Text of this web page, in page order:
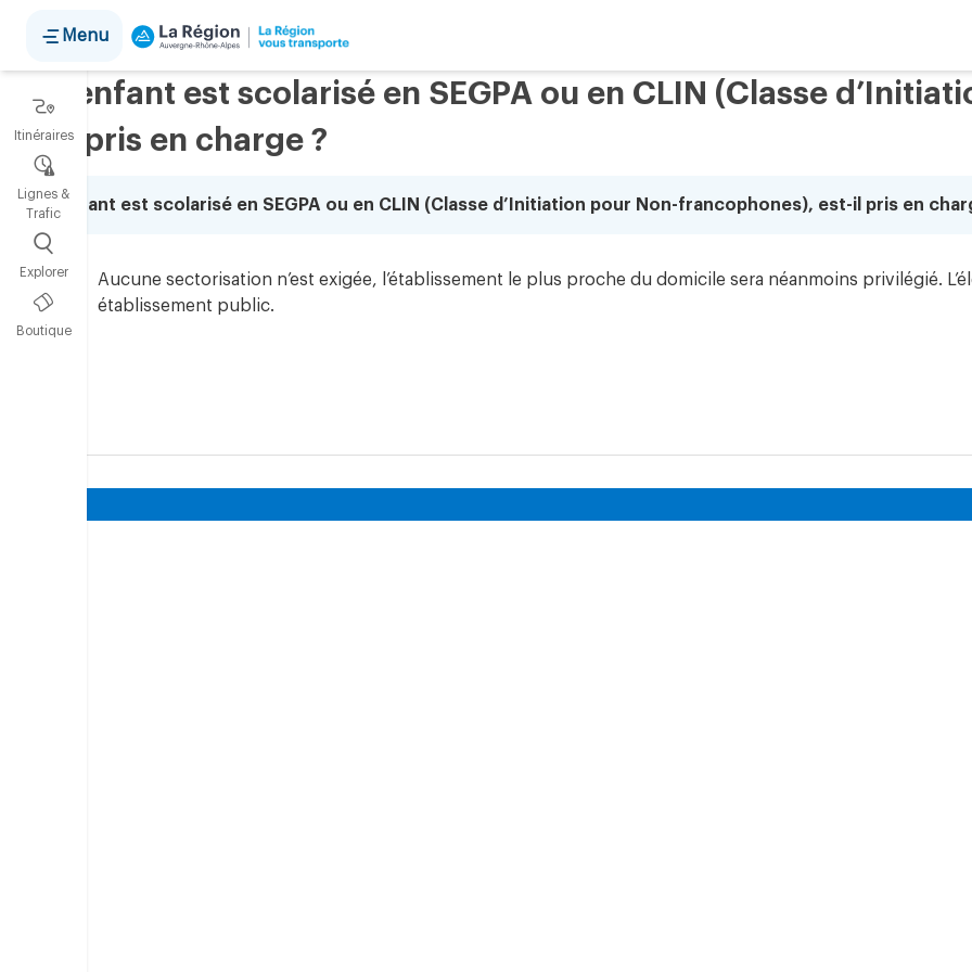
Mon enfant est scolarisé en SEGPA ou en CLIN (Classe
est-il pris en charge ?
Mon enfant est scolarisé en SEGPA ou en CLIN (Classe d’Initiation pour Non-francophones), est-il pris en
Aucune sectorisation n’est exigée, l’établissement le plus proche du domicile sera néanmoins privilégié.
établissement public.
Menu
Itinéraires
Lignes &
Trafic
Explorer
Boutique